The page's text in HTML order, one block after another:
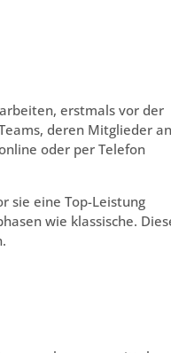
erstmals vor der
deren Mitglieder an
oder per Telefon
sie eine Top-Leistung
wie klassische.